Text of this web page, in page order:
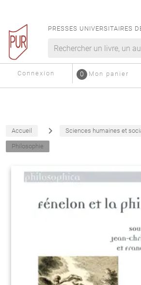
PRESSES UNIVERSITAIRES
Connexion Mon panier
0
Accueil navigate_next Sciences humaines et
Philosophie